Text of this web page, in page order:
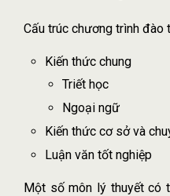
Cấu trúc chương trình đào
Kiến thức chung
Triết học
Ngoại ngữ
Kiến thức cơ sở và
Luận văn tốt nghiệp
Một số môn lý thuyết có